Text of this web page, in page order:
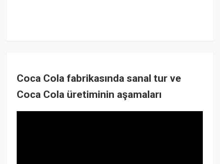
Coca Cola fabrikasında sanal tur ve
Coca Cola üretiminin aşamaları